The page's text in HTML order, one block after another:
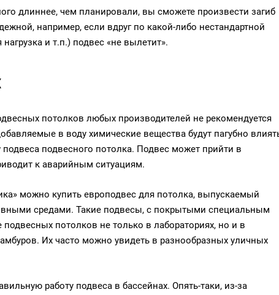
длиннее, чем планировали, вы сможете произвести загиб
например, если вдруг по какой-либо нестандартной
и т.п.) подвес «не вылетит».
потолков любых производителей не рекомендуется
в воду химические вещества будут пагубно
подвесного потолка. Подвес может прийти в
к аварийным ситуациям.
можно купить европодвес для потолка, выпускаемый
средами. Такие подвесы, с покрытыми специальным
потолков не только в лабораториях, но и в
Их часто можно увидеть в разнообразных уличных
работу подвеса в бассейнах. Опять-таки, из-за